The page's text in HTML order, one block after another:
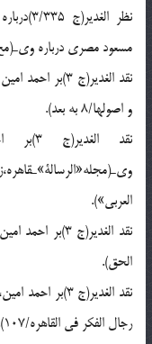
نظر
مسعود مصرى درباره وىـ(مع
نقد الغدير(ج
و اصولها/8 به بعد).
نقد
العربى»).
نقد الغدير(ج
الحق).
نقد الغدير(ج
رجال الفكر فى القاهره/107).